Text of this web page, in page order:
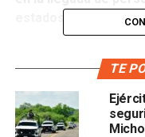
una política
que serespeta a
México, pero se
ingresan al país sin
TE